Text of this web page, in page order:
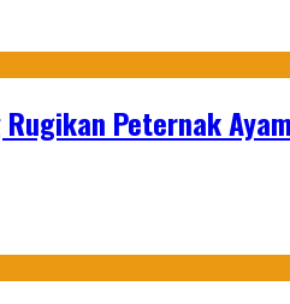
Peternak